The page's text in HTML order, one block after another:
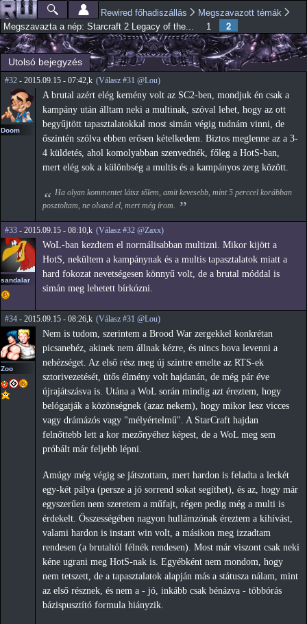
Ugrás a
tartalomra
Főmenü
Jelenlegi hely
Rewired főhadiszállás
Megszavazott témák
Megszavazta a nép: Starcraft 2 Legacy of the...
1 2
Utolsó bejegyzés
#32 - 2015.09.15 - 07:42,k (Válasz #31 @Lou)
Doom
A brutal azért elég kemény volt az SC2-ben, mondjuk én csak a
kampány után álltam neki a multinak, szóval lehet, hogy az ott
begyűjtött tapasztalatokkal most simán végig tudnám vinni, de
őszintén szólva ebben erősen kételkedem. Biztos meglenne az a 3-
4 küldetés, ahol komolyabban szenvednék, főleg a HotS-ban,
mert elég sok a különbség a multis és a kampányos zerg között.
Ha olyan kommentet látsz tőlem, amit kevesebb, mint 5 perccel korábban
posztoltam, ne olvasd el, mert még írom.
#33 - 2015.09.15 - 08:10,k (Válasz #32 @Zaxx)
sandalar
WoL-ban kezdtem el normálisabban multizni. Mikor kijött a
HotS, nekültem a kampánynak és a multis tapasztalatok miatt a
hard fokozat nevetségesen könnyű volt, de a brutal móddal is
simán meg lehetett bírkózni.
#34 - 2015.09.15 - 08:26,k (Válasz #31 @Lou)
Zoo
Nem is tudom, szerintem a Brood War zergekkel konkrétan
picsanehéz, akinek nem állnak kézre, és nincs hova levenni a
nehézséget. Az első rész meg új szintre emelte az RTS-ek
sztorivezetését, ütős élmény volt hajdanán, de még pár éve
újrajátszásva is. Utána a WoL során mindig azt éreztem, hogy
belógatják a közönségnek (azaz nekem), hogy mikor lesz vicces
vagy drámázós vagy "mélyértelmű". A StarCraft hajdan
felnőttebb lett a kor mezőnyéhez képest, de a WoL meg sem
próbált már feljebb lépni.
Amúgy még végig se játszottam, mert hardon is feladta a leckét
egy-két pálya (persze a jó sorrend sokat segíthet), és az, hogy már
egyszerűen nem szeretem a műfajt, régen pedig még a multi is
érdekelt. Összességében nagyon hullámzónak éreztem a kihívást,
valami hardon is instant win volt, a másikon meg izzadtam
rendesen (a brutaltól félnék rendesen). Most már viszont csak neki
kéne ugrani meg HotS-nak is. Egyébként nem mondom, hogy
nem tetszett, de a tapasztalatok alapján más a státusza nálam, mint
az első résznek, és nem a - jó, inkább csak bénázva - többórás
bázispusztító formula hiányzik.